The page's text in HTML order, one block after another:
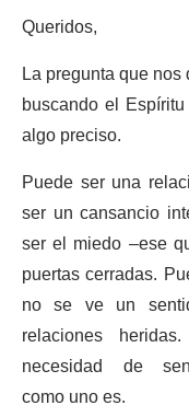
Queridos,
La pregunta que
buscando el
algo preciso.
Puede ser una
ser un cansancio
ser el miedo –ese
puertas cerradas.
no se ve un
relaciones
necesidad de
como uno es.